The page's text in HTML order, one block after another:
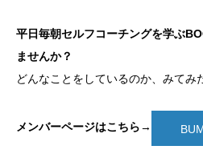
平日毎朝セルフコーチングを学ぶ
ませんか？
どんなことをしているのか、みてみ
メンバーページはこちら→